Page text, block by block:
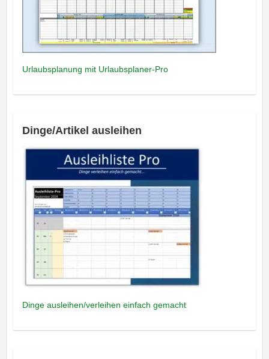
Urlaubsplanung mit Urlaubsplaner-Pro
Dinge/Artikel ausleihen
Dinge ausleihen/verleihen einfach gemacht